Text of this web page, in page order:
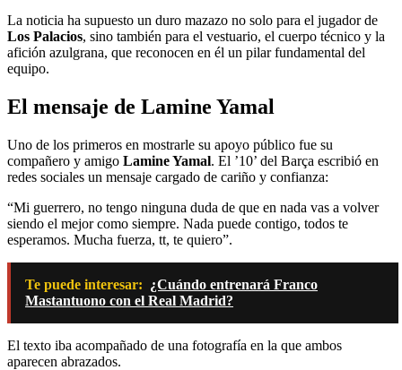
La noticia ha supuesto un duro mazazo no solo para el jugador de
Los Palacios, sino también para el vestuario, el cuerpo técnico y la
afición azulgrana, que reconocen en él un pilar fundamental del
equipo.
El mensaje de Lamine Yamal
Uno de los primeros en mostrarle su apoyo público fue su
compañero y amigo Lamine Yamal. El ’10’ del Barça escribió en
redes sociales un mensaje cargado de cariño y confianza:
“Mi guerrero, no tengo ninguna duda de que en nada vas a volver
siendo el mejor como siempre. Nada puede contigo, todos te
esperamos. Mucha fuerza, tt, te quiero”.
Te puede interesar: ¿Cuándo entrenará Franco
Mastantuono con el Real Madrid?
El texto iba acompañado de una fotografía en la que ambos
aparecen abrazados.